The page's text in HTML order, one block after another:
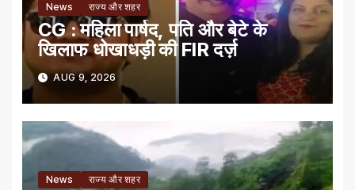
News राज्य और शहर
CG : महिला पार्षद, पति और बेटे के
खिलाफ धोखाधड़ी की FIR दर्ज़
AUG 9, 2026
News राज्य और शहर